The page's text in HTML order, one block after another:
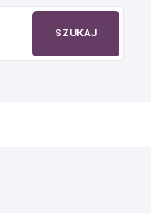
SZUKAJ